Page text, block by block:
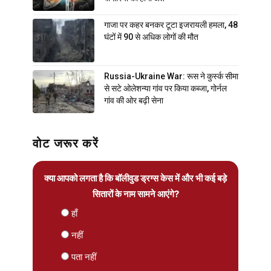
गाजा पर कहर बनकर टूटा इजरायली हमला, 48
घंटों में 90 से अधिक लोगों की मौत
Russia-Ukraine War: रूस ने कुर्स्क सीमा
से सटे ओलेशन्या गांव पर किया कब्जा, गोर्नल
गांव की ओर बढ़ी सेना
वोट जरूर करें
क्या आपको लगता है कि बॉलीवुड ड्रग्स केस में और भी कई बड़े
सितारों के नाम सामने आएंगे?
हाँ
नहीं
पता नहीं